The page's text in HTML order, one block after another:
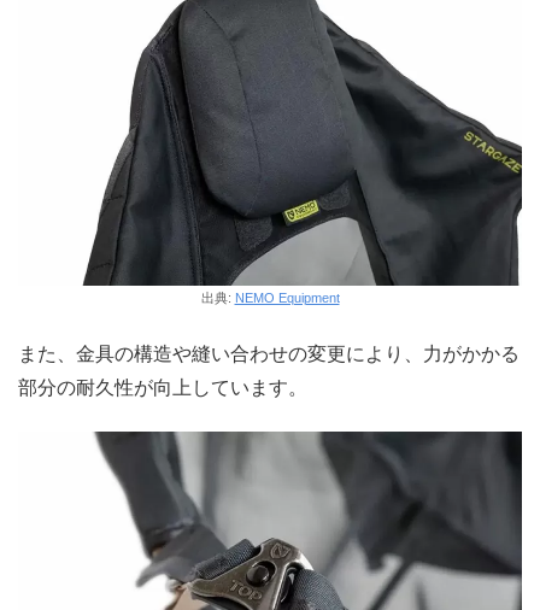
出典: NEMO Equipment
また、金具の構造や縫い合わせの変更により、力がかかる
部分の耐久性が向上しています。